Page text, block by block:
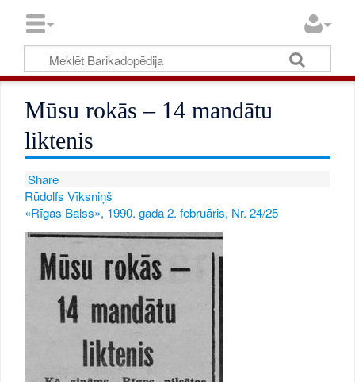
Mūsu rokās – 14 mandātu
liktenis
Share
Rūdolfs Vīksniņš
«Rīgas Balss», 1990. gada 2. februāris, Nr. 24/25